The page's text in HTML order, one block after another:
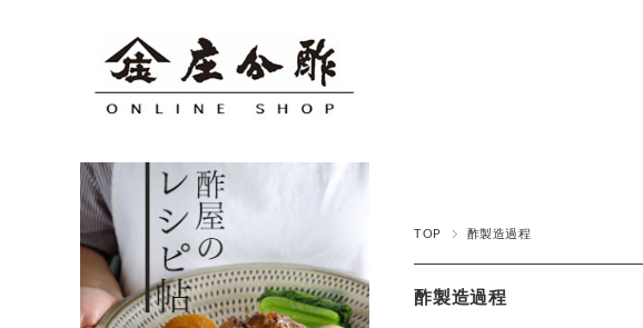
TOP 酢製造過程
酢製造過程